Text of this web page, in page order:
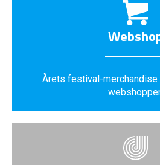
Årets festival-